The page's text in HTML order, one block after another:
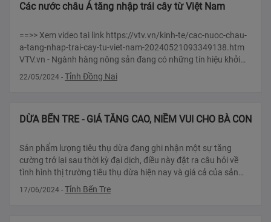
Các nước châu Á tăng nhập trái cây từ Việt Nam
==>> Xem video tại link https://vtv.vn/kinh-te/cac-nuoc-chau-
a-tang-nhap-trai-cay-tu-viet-nam-20240521093349138.htm
VTV.vn - Ngành hàng nông sản đang có những tín hiệu khởi
sắc. Từ đầu năm đến nay, Việt Nam đã xuất khẩ
22/05/2024 - Tỉnh Đồng Nai
DỪA BẾN TRE - GIÁ TĂNG CAO, NIỀM VUI CHO BÀ CON
Sản phẩm lượng tiêu thụ dừa đang ghi nhận một sự tăng
cường trở lại sau thời kỳ đại dịch, điều này đặt ra câu hỏi về
tình hình thị trường tiêu thụ dừa hiện nay và giá cả của sản
phẩm
17/06/2024 - Tỉnh Bến Tre